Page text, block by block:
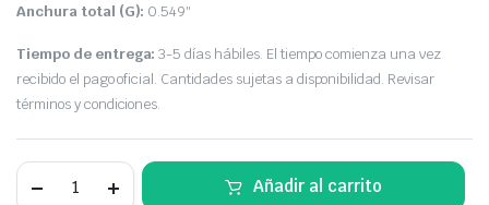
Anchura total (G): 0.549″
Tiempo de entrega: 3-5 días hábiles. El tiempo comienza una vez
recibido el pago oficial. Cantidades sujetas a disponibilidad. Revisar
términos y condiciones.
Añadir al carrito